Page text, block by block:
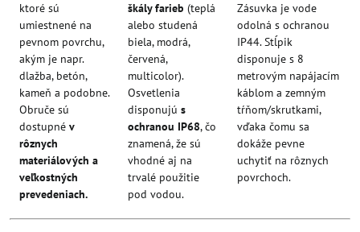
ktoré sú
umiestnené na
pevnom povrchu,
akým je napr.
dlažba, betón,
kameň a podobne.
Obruče sú
dostupné v
rôznych
materiálových a
veľkostných
prevedeniach.
škály farieb (teplá
alebo studená
biela, modrá,
červená,
multicolor).
Osvetlenia
disponujú s
ochranou IP68, čo
znamená, že sú
vhodné aj na
trvalé použitie
pod vodou.
Zásuvka je vode
odolná s ochranou
IP44. Stĺpik
disponuje s 8
metrovým napájacím
káblom a zemným
tŕňom/skrutkami,
vďaka čomu sa
dokáže pevne
uchytiť na rôznych
povrchoch.